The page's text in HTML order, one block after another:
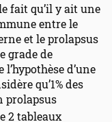
fait qu’il y ait une
entre le
et le prolapsus
grade de
d’une
qu’1% des
prolapsus
2 tableaux